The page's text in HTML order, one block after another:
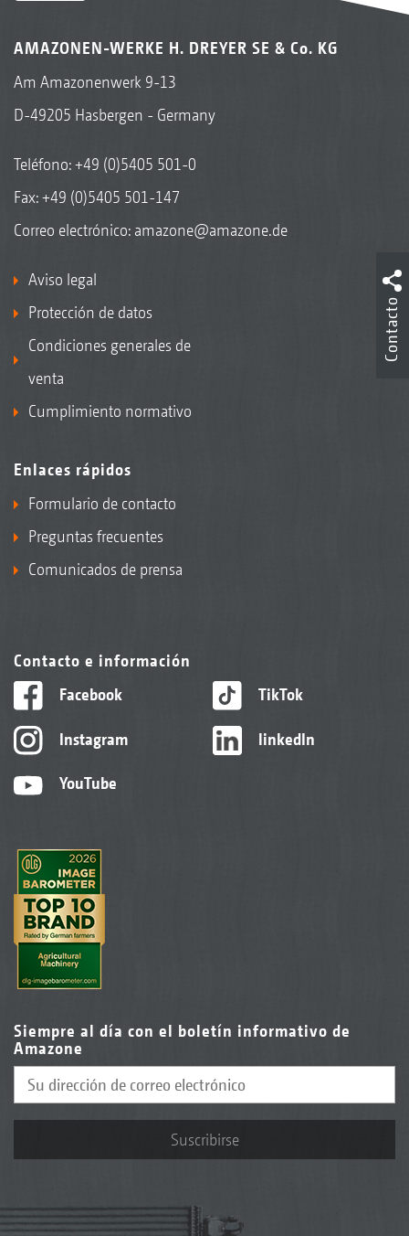
AMAZONEN-WERKE H. DREYER SE & Co. KG
Am Amazonenwerk 9-13
D-49205 Hasbergen - Germany
Teléfono:+49 (0)5405 501-0
Fax: +49 (0)5405 501-147
Correo electrónico: amazone@amazone.de
Aviso legal
Protección de datos
Condiciones generales de
venta
Cumplimiento normativo
Enlaces rápidos
Formulario de contacto
Preguntas frecuentes
Comunicados de prensa
Contacto e información
Facebook
Instagram
YouTube
TikTok
linkedIn
Siempre al día con el boletín informativo de
Amazone
Suscribirse
Contacto